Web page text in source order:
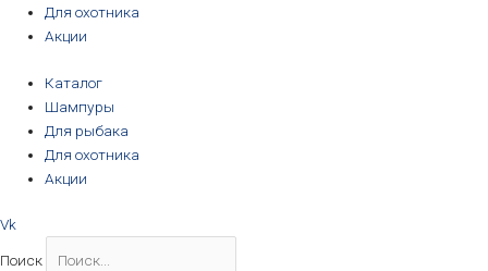
Для охотника
Акции
Каталог
Шампуры
Для рыбака
Для охотника
Акции
Vk
Поиск